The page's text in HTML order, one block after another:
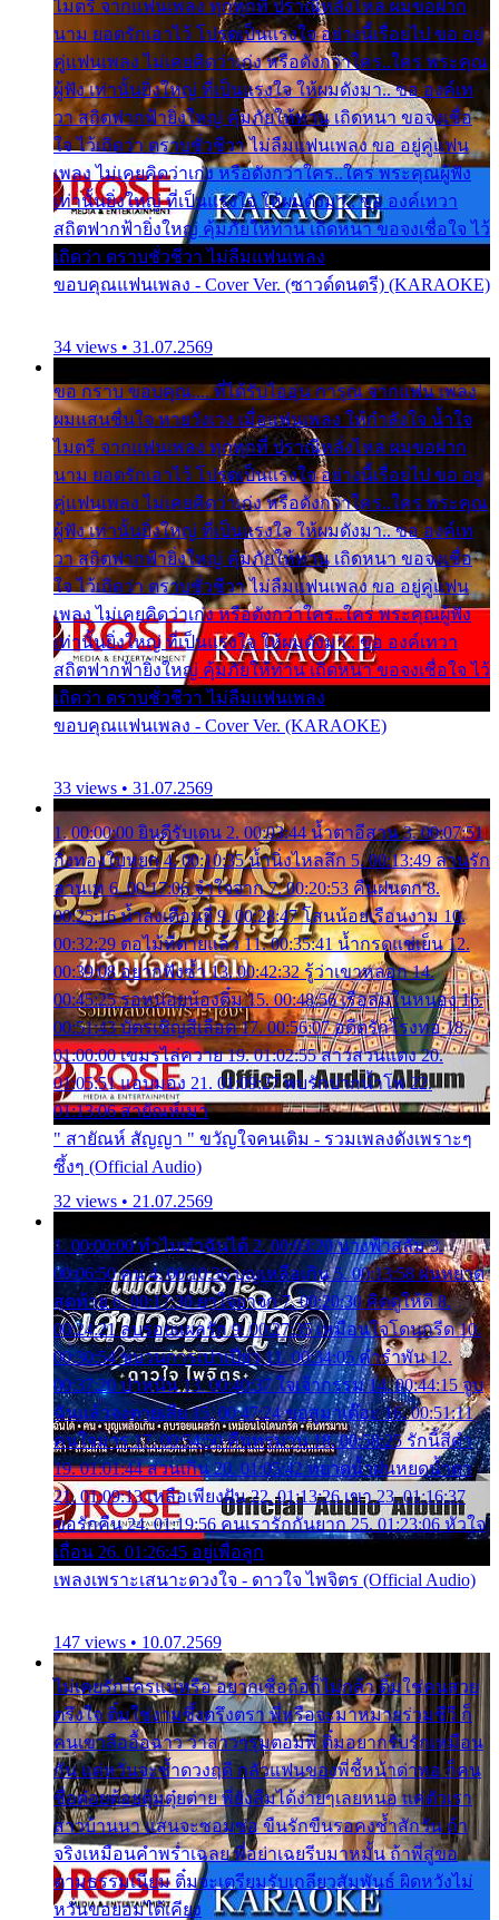
ไมตรี จากแฟนเพลง ทุกทุกที่ ปราณีหลั่งไหล ผมขอฝาก
นาม ยอดรักเอาไว้ โปรดเป็นแรงใจ อย่างนี้เรื่อยไป ขอ อยู่
คู่แฟนเพลง ไม่เคยคิดว่าเก่ง หรือดังกว่าใคร..ใคร พระคุณ
ผู้ฟัง เท่านั้นยิ่งใหญ่ ที่เป็นแรงใจ ให้ผมดังมา.. ขอ องค์เท
วา สถิตฟากฟ้ายิ่งใหญ่ คุ้มภัยให้ท่าน เถิดหนา ขอจงเชื่อ
ใจ ไว้เถิดว่า ตราบชั่วชีวา ไม่ลืมแฟนเพลง ขอ อยู่คู่แฟน
เพลง ไม่เคยคิดว่าเก่ง หรือดังกว่าใคร..ใคร พระคุณผู้ฟัง
เท่านั้นยิ่งใหญ่ ที่เป็นแรงใจ ให้ผมดังมา.. ขอ องค์เทวา
สถิตฟากฟ้ายิ่งใหญ่ คุ้มภัยให้ท่าน เถิดหนา ขอจงเชื่อใจ ไว้
เถิดว่า ตราบชั่วชีวา ไม่ลืมแฟนเพลง
ขอบคุณแฟนเพลง - Cover Ver. (ซาวด์ดนตรี) (KARAOKE)
34 views • 31.07.2569
ขอ กราบ ขอบคุณ.... ที่ได้รับไออุ่น การุณ จากแฟน เพลง
ผมแสนชื่นใจ หายวังเวง เมื่อแฟนเพลง ให้กำลังใจ น้ำใจ
ไมตรี จากแฟนเพลง ทุกทุกที่ ปราณีหลั่งไหล ผมขอฝาก
นาม ยอดรักเอาไว้ โปรดเป็นแรงใจ อย่างนี้เรื่อยไป ขอ อยู่
คู่แฟนเพลง ไม่เคยคิดว่าเก่ง หรือดังกว่าใคร..ใคร พระคุณ
ผู้ฟัง เท่านั้นยิ่งใหญ่ ที่เป็นแรงใจ ให้ผมดังมา.. ขอ องค์เท
วา สถิตฟากฟ้ายิ่งใหญ่ คุ้มภัยให้ท่าน เถิดหนา ขอจงเชื่อ
ใจ ไว้เถิดว่า ตราบชั่วชีวา ไม่ลืมแฟนเพลง ขอ อยู่คู่แฟน
เพลง ไม่เคยคิดว่าเก่ง หรือดังกว่าใคร..ใคร พระคุณผู้ฟัง
เท่านั้นยิ่งใหญ่ ที่เป็นแรงใจ ให้ผมดังมา.. ขอ องค์เทวา
สถิตฟากฟ้ายิ่งใหญ่ คุ้มภัยให้ท่าน เถิดหนา ขอจงเชื่อใจ ไว้
เถิดว่า ตราบชั่วชีวา ไม่ลืมแฟนเพลง
ขอบคุณแฟนเพลง - Cover Ver. (KARAOKE)
33 views • 31.07.2569
1. 00:00:00 ยินดีรับเดน 2. 00:03:44 น้ำตาอีสาน 3. 00:07:51
กิ่งทองใบหยก 4. 00:10:35 น้ำนิ่งไหลลึก 5. 00:13:49 ลานรัก
ลานเท 6. 00:17:06 จำใจจาก 7. 00:20:53 คืนฝนตก 8.
00:25:16 น้ำลงเดือนยี่ 9. 00:28:47 โสนน้อยเรือนงาม 10.
00:32:29 ตอไม้ที่ตายแล้ว 11. 00:35:41 น้ำกรดแช่เย็น 12.
00:39:08 อยากฟังซ้ำ 13. 00:42:32 รู้ว่าเขาหลอก 14.
00:45:25 รอหน่อยน้องติ๋ม 15. 00:48:56 เรือล่มในหนอง 16.
00:51:43 บัตรเชิญสีเลือด 17. 00:56:07 อดีตรักโรงทอ 18.
01:00:00 เขมรไล่ควาย 19. 01:02:55 สาวสวนแตง 20.
01:05:51 แอบมอง 21. 01:09:27 พบรักปากน้ำโพ 22.
01:13:06 สายัณห์เมา
" สายัณห์ สัญญา " ขวัญใจคนเดิม - รวมเพลงดังเพราะๆ
ซึ้งๆ (Official Audio)
32 views • 21.07.2569
1. 00:00:00 ทำไมทำฉันได้ 2. 00:03:20 นางฟ้าสลัม 3.
00:06:50 คน 4. 00:10:36 บุญเหลือเกิน 5. 00:13:58 ฝนหยาด
สุดท้าย 6. 00:17:30 ยาใจยาจก 7. 00:20:30 คิดดูให้ดี 8.
00:24:21 ลบรอยแผลรัก 9. 00:27:35 เหมือนใจโดนกรีด 10.
00:30:54 ขบวนการเปาเปียว 11. 00:34:05 คำรำพัน 12.
00:37:20 ปาหนัน 13. 00:40:37 ใจเจ้ากรรม 14. 00:44:15 จูบ
ฉันแล้วจงตายเสีย 15. 00:47:24 ขอสูมาเต๊อะ 16. 00:51:11
คนใจมาร 17. 00:54:50 คืนทรมาน 18. 00:58:25 รักนี้สีดำ
19. 01:01:44 ส่วนเกิน 20. 01:05:42 หยาดน้ำฝนหยดน้ำตา
21. 01:09:13 เหลือเพียงฝัน 22. 01:13:26 เขา 23. 01:16:37
ขอรักคืน 24. 01:19:56 คนเรารักกันยาก 25. 01:23:06 หัวใจ
เถื่อน 26. 01:26:45 อยู่เพื่อลูก
เพลงเพราะเสนาะดวงใจ - ดาวใจ ไพจิตร (Official Audio)
147 views • 10.07.2569
ไม่เคยรักใครแน่หรือ อยากเชื่อถือก็ไม่กล้า ติ๋มใช่คนสวย
ตรึงใจ ติ๋มใช่งามซึ้งตรึงตรา พี่หรือจะมาหมายร่วมชีวี ก็
คนเขาลืออื้อฉาว ว่าสาวๆรุมตอมพี่ ติ๋มอยากรับรักเหมือน
กัน แต่หวั่นจะช้ำดวงฤดี กลัวแฟนของพี่ชี้หน้าด่าทอ ก็คน
ชื่อต๋อยต้อยตุ้มตุ๋ยต่าย พี่ยังลืมได้ง่ายๆเลยหนอ แค่ตัวเรา
สาวบ้านนา แสนจะซอมซ่อ ขืนรักขืนรอคงช้ำสักวัน ถ้า
จริงเหมือนคำพร่ำเฉลย พี่อย่าเฉยรีบมาหมั้น ถ้าพี่สู่ขอ
ตามธรรมเนียม ติ๋มจะเตรียมรับเกลียวสัมพันธ์ ผิดหวังไม่
หวั่นขอยอมได้เคียง